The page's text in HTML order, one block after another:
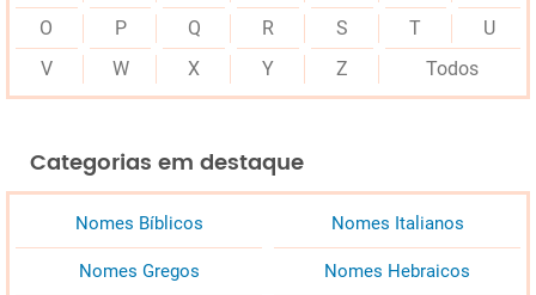
O
P Q R S T
U
V
W X Y Z Todos
Categorias em destaque
Nomes Bíblicos Nomes Italianos
Nomes Gregos Nomes Hebraicos